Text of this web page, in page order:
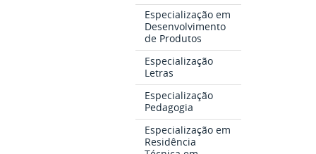
Especialização em
Desenvolvimento
de Produtos
Especialização
Letras
Especialização
Pedagogia
Especialização em
Residência